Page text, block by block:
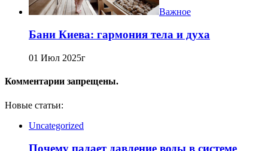
Важное
Бани Киева: гармония тела и духа
01 Июл 2025г
Комментарии запрещены.
Новые статьи:
Uncategorized
Почему падает давление воды в системе